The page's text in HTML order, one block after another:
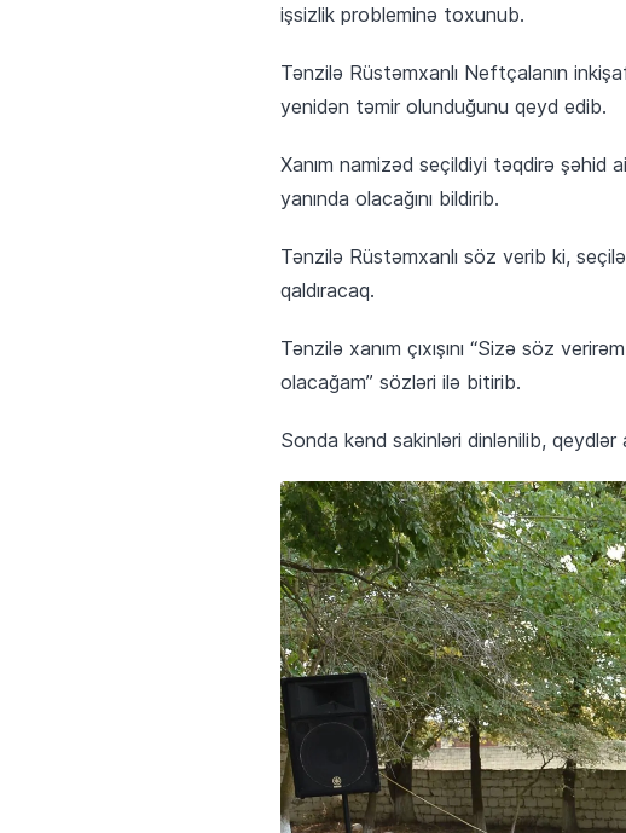
işsizlik probleminə toxunub.
Tənzilə Rüstəmxanlı Neftçalanın
yenidən təmir olunduğunu qeyd edib.
Xanım namizəd seçildiyi təqdirə şəhid
yanında olacağını bildirib.
Tənzilə Rüstəmxanlı söz verib ki,
qaldıracaq.
Tənzilə xanım çıxışını “Sizə söz
olacağam” sözləri ilə bitirib.
Sonda kənd sakinləri dinlənilib, qeydlər